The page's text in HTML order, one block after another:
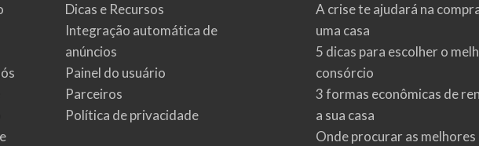
Dicas e Recursos
Integração automática de
anúncios
Painel do usuário
Parceiros
Política de privacidade
A crise te ajudará na
uma casa
5 dicas para escolher o
consórcio
3 formas econômicas de
a sua casa
Onde procurar as melhores